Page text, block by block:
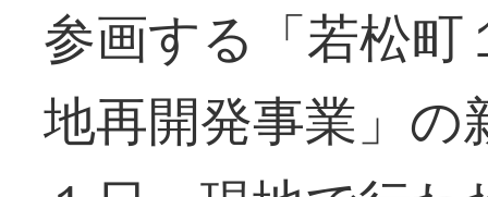
参画する「若松町
地再開発事業」の